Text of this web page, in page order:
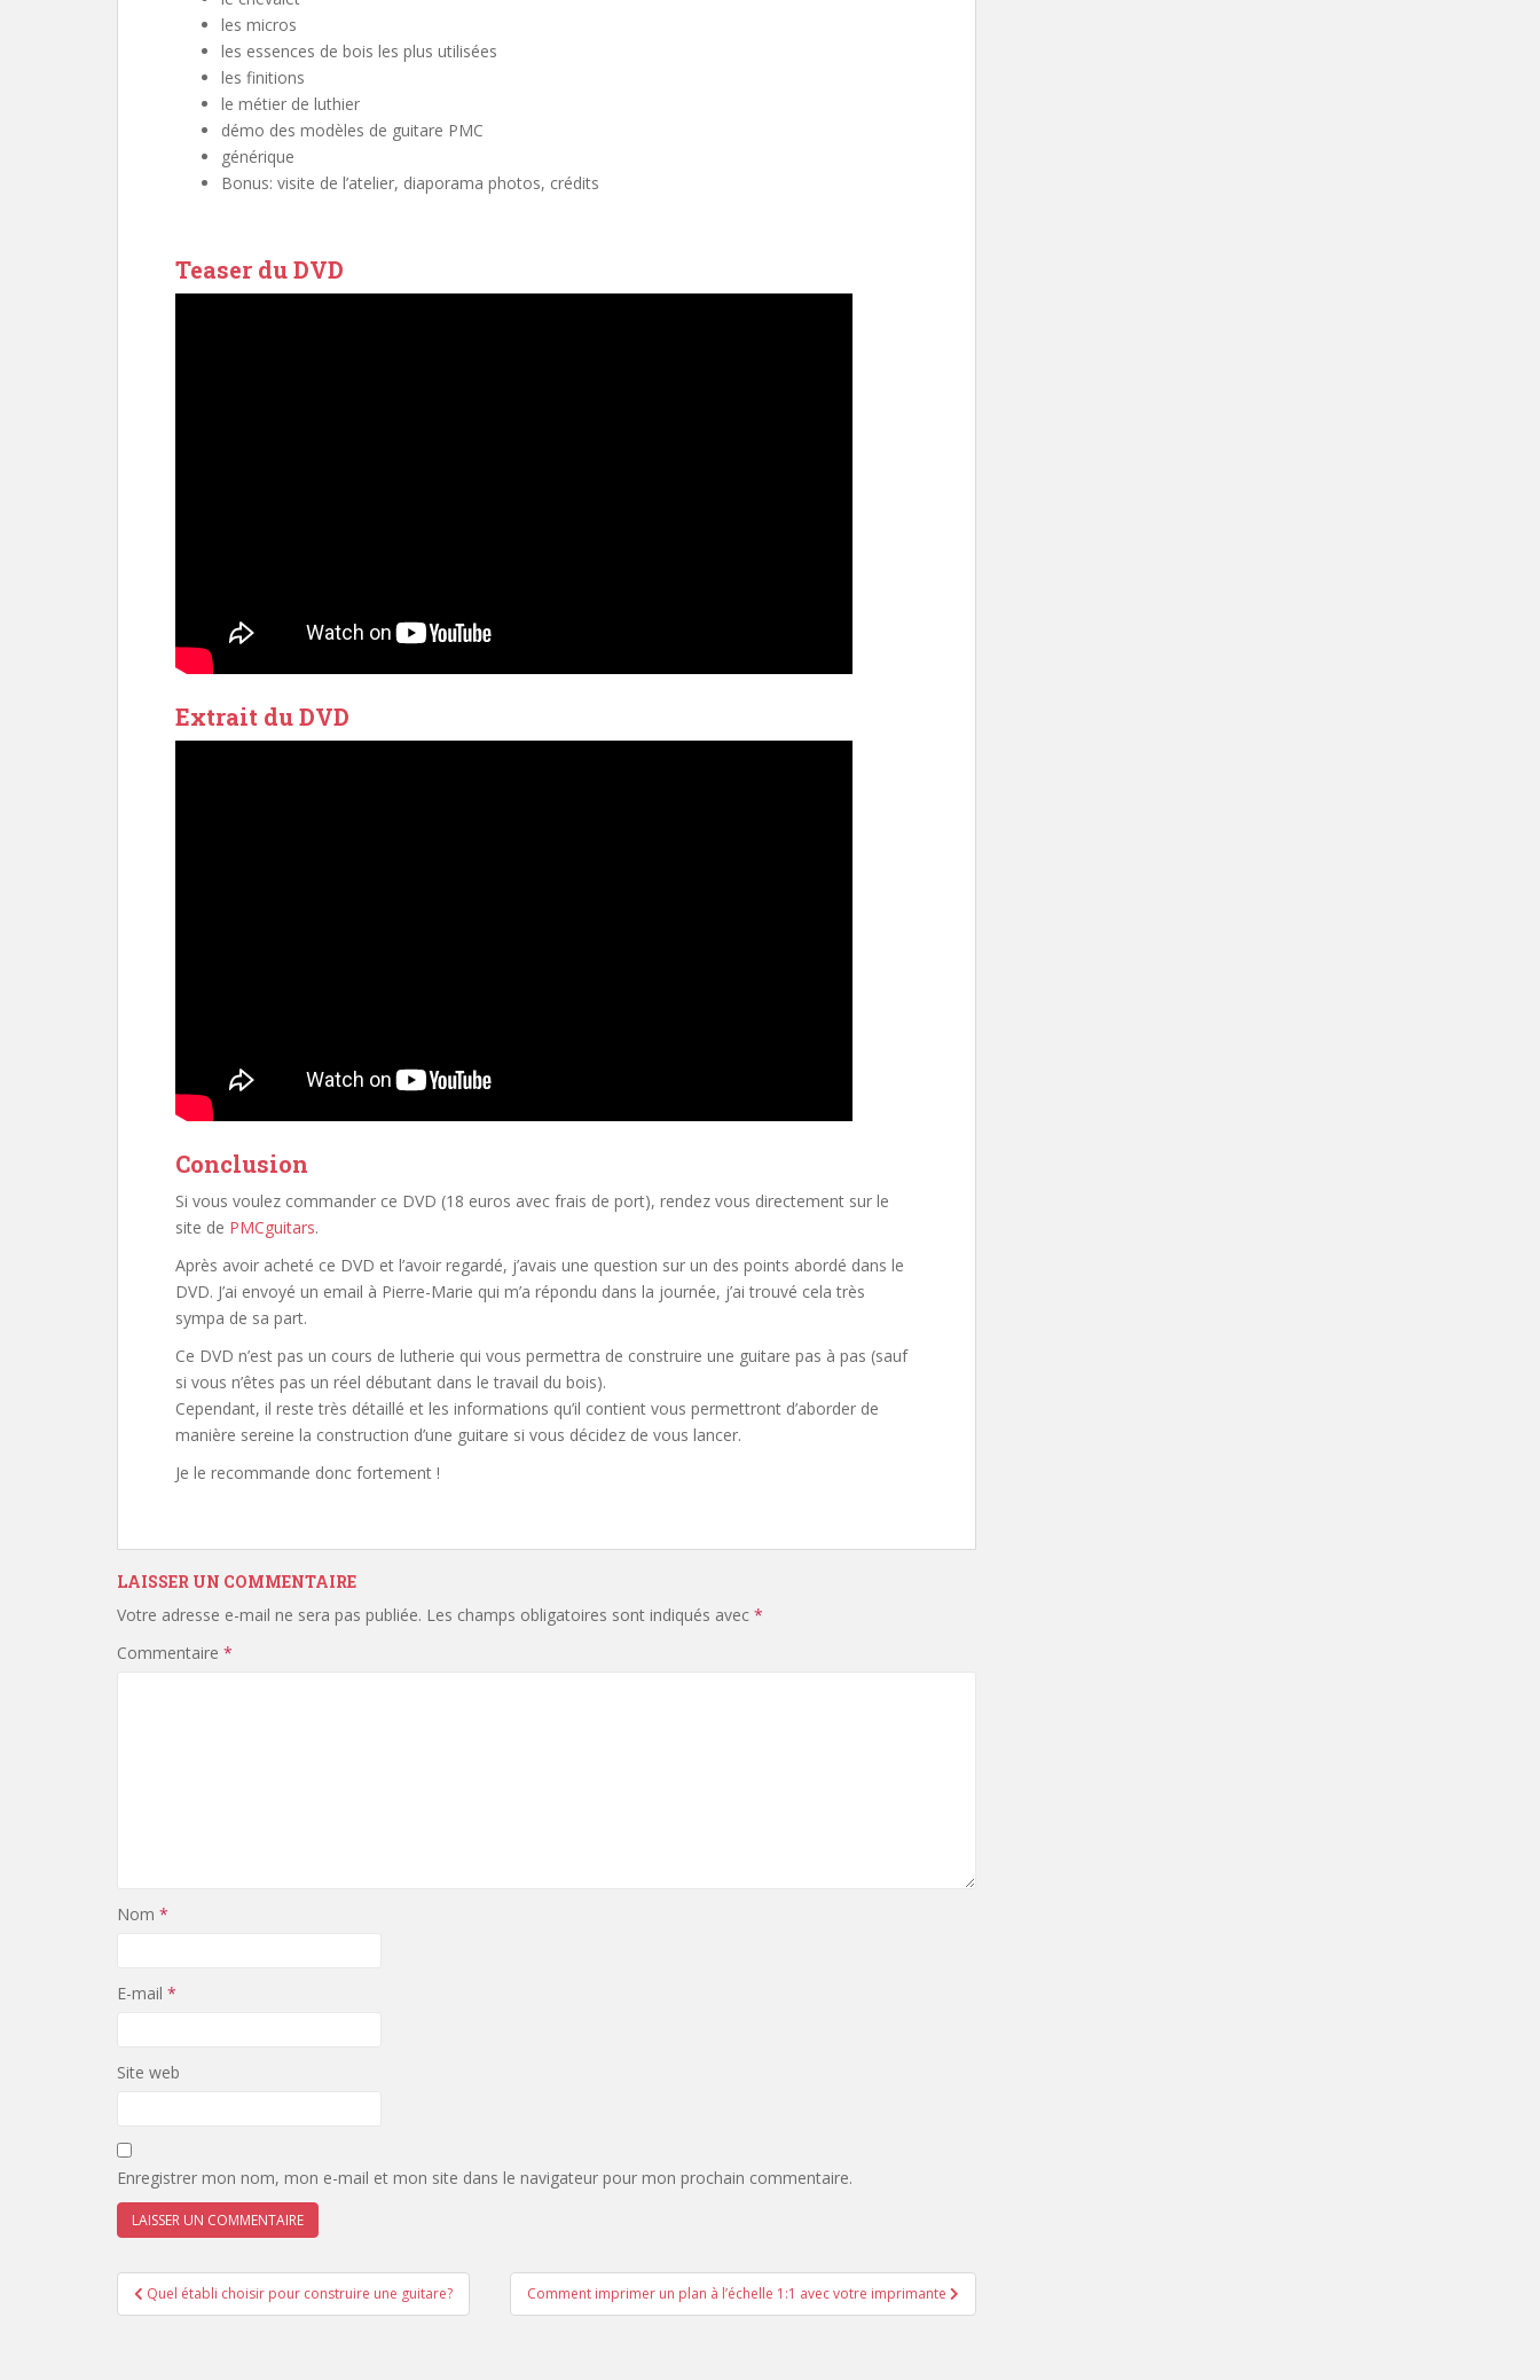
les micros
les essences de bois les plus utilisées
les finitions
le métier de luthier
démo des modèles de guitare PMC
générique
Bonus: visite de l’atelier, diaporama photos, crédits
Teaser du DVD
Extrait du DVD
Conclusion
Si vous voulez commander ce DVD (18 euros avec frais de port), rendez vous directement sur le
site de PMCguitars.
Après avoir acheté ce DVD et l’avoir regardé, j’avais une question sur un des points abordé dans le
DVD. J’ai envoyé un email à Pierre-Marie qui m’a répondu dans la journée, j’ai trouvé cela très
sympa de sa part.
Ce DVD n’est pas un cours de lutherie qui vous permettra de construire une guitare pas à pas (sauf
si vous n’êtes pas un réel débutant dans le travail du bois).
Cependant, il reste très détaillé et les informations qu’il contient vous permettront d’aborder de
manière sereine la construction d’une guitare si vous décidez de vous lancer.
Je le recommande donc fortement !
LAISSER UN COMMENTAIRE
Votre adresse e-mail ne sera pas publiée. Les champs obligatoires sont indiqués avec *
Commentaire *
Nom *
E-mail *
Site web
Enregistrer mon nom, mon e-mail et mon site dans le navigateur pour mon prochain commentaire.
Navigation
de
Quel établi choisir pour construire une guitare? Comment imprimer un plan à l’échelle 1:1 avec votre imprimante